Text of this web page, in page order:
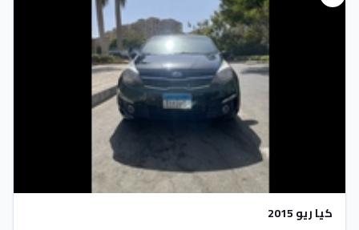
كيا ريو 2015